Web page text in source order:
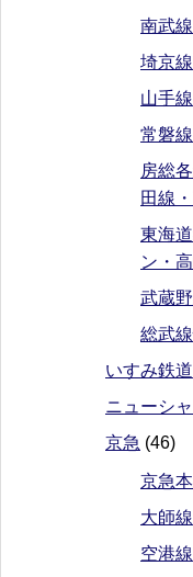
南武
埼京
山手線
常磐
房総
田線
東海
ン・
武蔵
総武
いすみ鉄道
ニューシ
京急 (46)
京急
大師線
空港線